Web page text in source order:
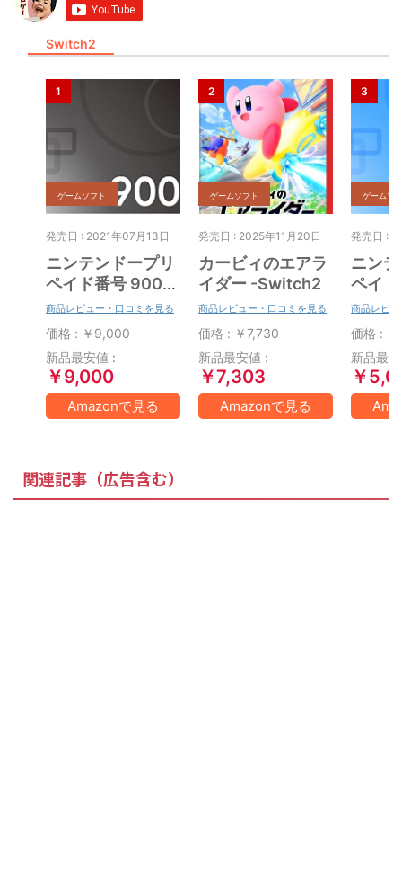
Switch2
ゲームソフト
発売日 : 2021年07月13日
ニンテンドープリ
ペイド番号 9000
円|オンラインコー
ド版
商品レビュー・口コミを見る
価格 : ￥9,000
新品最安値 :
￥9,000
Amazonで見る
ゲームソフト
発売日 : 2025年11月20日
カービィのエアラ
イダー -Switch2
商品レビュー・口コミを見る
価格 : ￥7,730
新品最安値 :
￥7,303
Amazonで見る
ゲームソ
発売日 :
ニン
ペイ
円|オ
ド版
商品レビ
価格 :
新品最
￥
関連記事（広告含む）